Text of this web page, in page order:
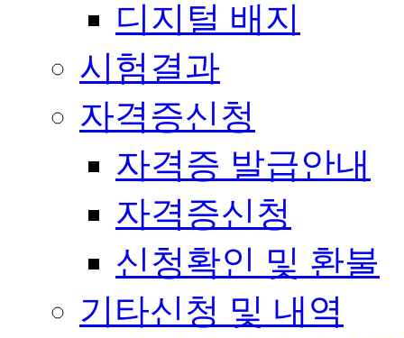
디지털 배지
시험결과
자격증신청
자격증 발급안내
자격증신청
신청확인 및 환불
기타신청 및 내역